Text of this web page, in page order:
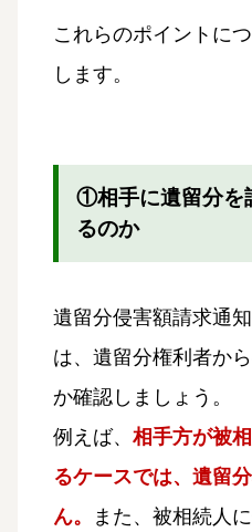
これらのポイントに
します。
①相手に遺留分を
るのか
遺留分侵害額請求通
は、遺留分権利者か
か確認しましょう。
例えば、 相手方が被
るケースでは、遺留
ん。
また、被相続人